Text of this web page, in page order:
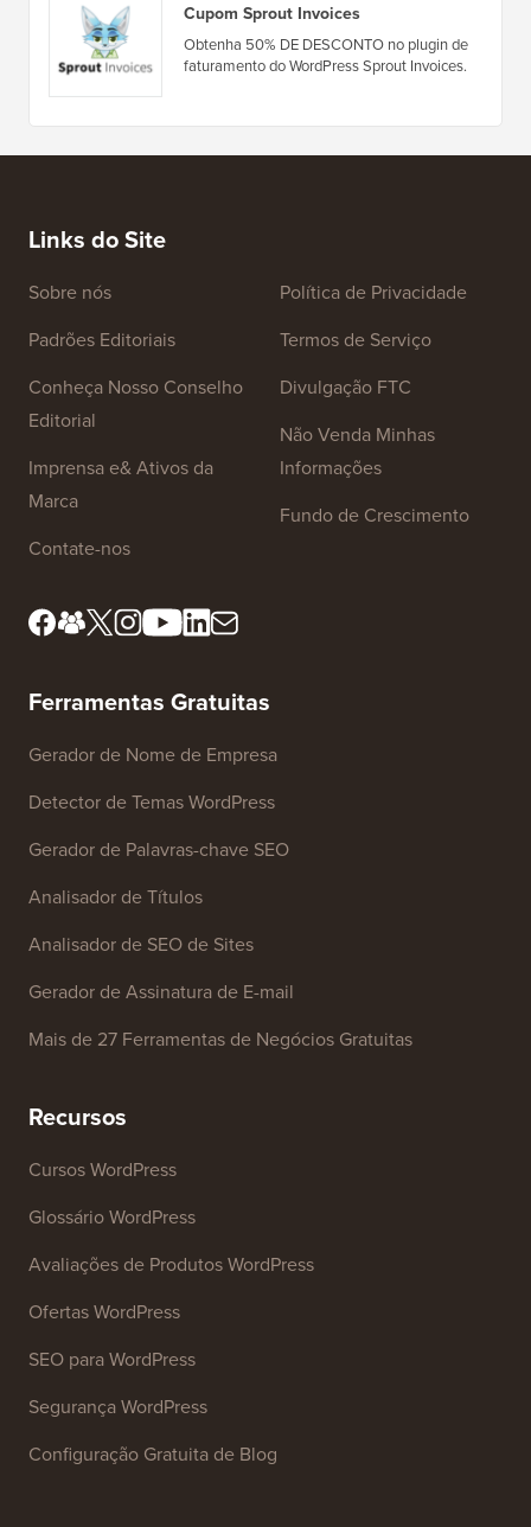
Cupom Sprout Invoices
Obtenha 50% DE DESCONTO no plugin de
faturamento do WordPress Sprout Invoices.
Links do Site
Sobre nós
Padrões Editoriais
Conheça Nosso Conselho
Editorial
Imprensa e& Ativos da
Marca
Contate-nos
Política de Privacidade
Termos de Serviço
Divulgação FTC
Não Venda Minhas
Informações
Fundo de Crescimento
Ferramentas Gratuitas
Gerador de Nome de Empresa
Detector de Temas WordPress
Gerador de Palavras-chave SEO
Analisador de Títulos
Analisador de SEO de Sites
Gerador de Assinatura de E-mail
Mais de 27 Ferramentas de Negócios Gratuitas
Recursos
Cursos WordPress
Glossário WordPress
Avaliações de Produtos WordPress
Ofertas WordPress
SEO para WordPress
Segurança WordPress
Configuração Gratuita de Blog